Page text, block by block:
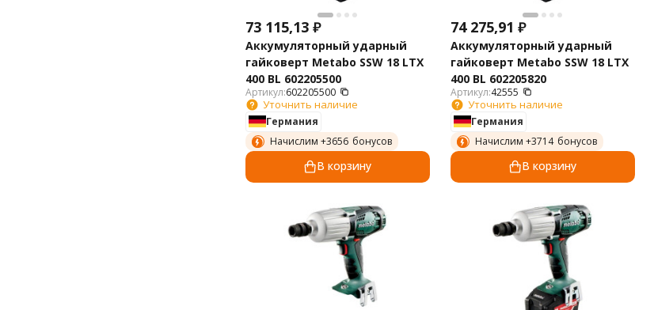
73 115,13 ₽
Аккумуляторный ударный
гайковерт Metabo SSW 18 LTX
400 BL 602205500
Артикул:602205500
Уточнить наличие
Германия
Начислим +3656 бонусов
В корзину
74 275,91 ₽
Аккумуляторный ударный
гайковерт Metabo SSW 18 LTX
400 BL 602205820
Артикул:42555
Уточнить наличие
Германия
Начислим +3714 бонусов
В корзину